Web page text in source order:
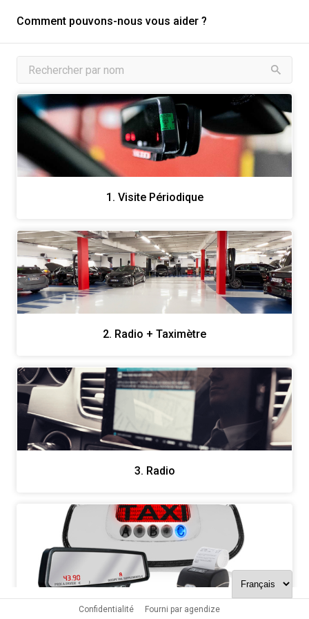
Comment pouvons-nous vous aider ?
1. Visite Périodique
2. Radio + Taximètre
3. Radio
4. Taximètre
Confidentialité Fourni par agendize